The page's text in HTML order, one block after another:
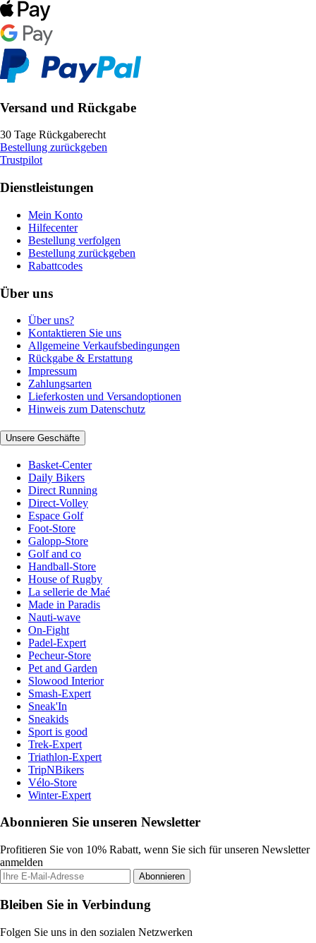
Versand und Rückgabe
30 Tage Rückgaberecht
Bestellung zurückgeben
Trustpilot
Dienstleistungen
Mein Konto
Hilfecenter
Bestellung verfolgen
Bestellung zurückgeben
Rabattcodes
Über uns
Über uns?
Kontaktieren Sie uns
Allgemeine Verkaufsbedingungen
Rückgabe & Erstattung
Impressum
Zahlungsarten
Lieferkosten und Versandoptionen
Hinweis zum Datenschutz
Unsere Geschäfte
Basket-Center
Daily Bikers
Direct Running
Direct-Volley
Espace Golf
Foot-Store
Galopp-Store
Golf and co
Handball-Store
House of Rugby
La sellerie de Maé
Made in Paradis
Nauti-wave
On-Fight
Padel-Expert
Pecheur-Store
Pet and Garden
Slowood Interior
Smash-Expert
Sneak'In
Sneakids
Sport is good
Trek-Expert
Triathlon-Expert
TripNBikers
Vélo-Store
Winter-Expert
Abonnieren Sie unseren Newsletter
Profitieren Sie von 10% Rabatt, wenn Sie sich für unseren Newsletter
anmelden
Abonnieren
Bleiben Sie in Verbindung
Folgen Sie uns in den sozialen Netzwerken